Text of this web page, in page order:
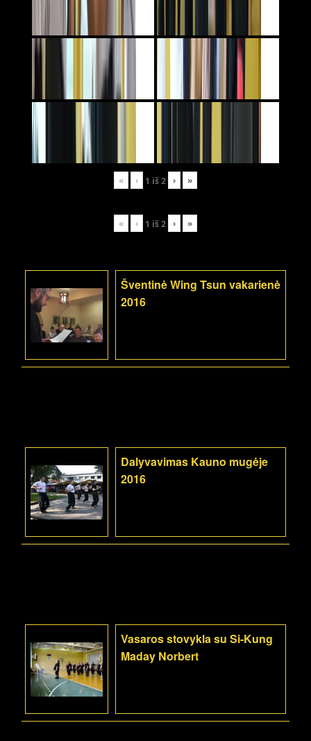
« ‹ 1 iš2 › »
« ‹ 1 iš2 › »
Šventinė Wing Tsun vakarienė
2016
Dalyvavimas Kauno mugėje
2016
Vasaros stovykla su Si-Kung
Maday Norbert